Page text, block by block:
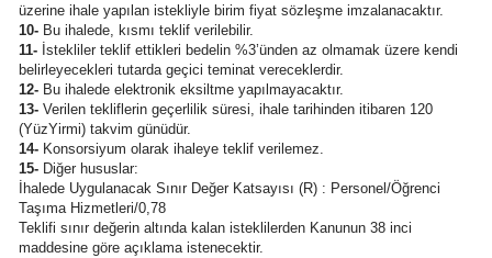
üzerine ihale yapılan istekliyle birim fiyat sözleşme imzalanacaktır.
10- Bu ihalede, kısmı teklif verilebilir.
11- İstekliler teklif ettikleri bedelin %3’ünden az olmamak üzere kendi
belirleyecekleri tutarda geçici teminat vereceklerdir.
12- Bu ihalede elektronik eksiltme yapılmayacaktır.
13- Verilen tekliflerin geçerlilik süresi, ihale tarihinden itibaren 120
(YüzYirmi) takvim günüdür.
14- Konsorsiyum olarak ihaleye teklif verilemez.
15- Diğer hususlar:
İhalede Uygulanacak Sınır Değer Katsayısı (R) : Personel/Öğrenci
Taşıma Hizmetleri/0,78
Teklifi sınır değerin altında kalan isteklilerden Kanunun 38 inci
maddesine göre açıklama istenecektir.